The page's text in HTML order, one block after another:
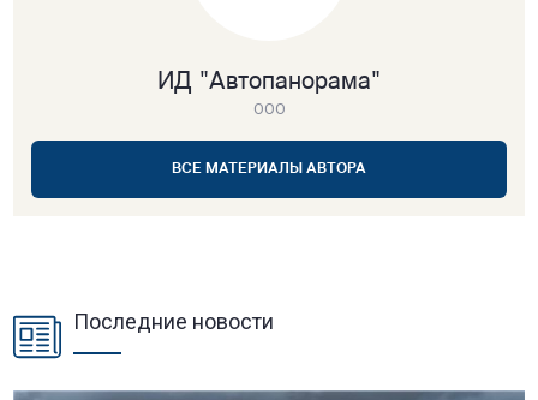
ИД "Автопанорама"
ООО
ВСЕ МАТЕРИАЛЫ АВТОРА
Последние новости